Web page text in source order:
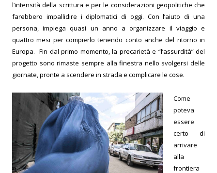
l’intensità della scrittura e per le considerazioni geopolitiche che
farebbero impallidire i diplomatici di oggi. Con l’aiuto di una
persona, impiega quasi un anno a organizzare il viaggio e
quattro mesi per compierlo tenendo conto anche del ritorno in
Europa. Fin dal primo momento, la precarietà e “l’assurdità” del
progetto sono rimaste sempre alla finestra nello svolgersi delle
giornate, pronte a scendere in strada e complicare le cose.
Come
poteva
essere
certo di
arrivare
alla
frontiera